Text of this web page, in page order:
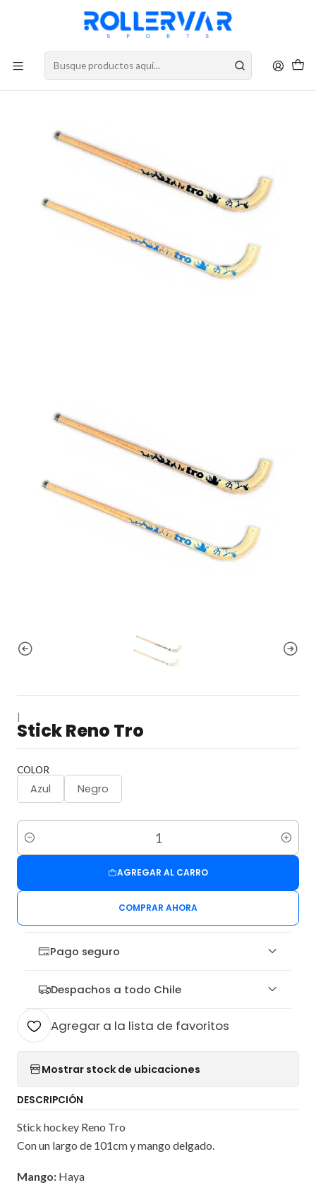
DESPACHOS A TODO CHILE
Stick Reno Tro
COLOR
Azul Negro
Cantidad
AGREGAR AL CARRO
COMPRAR AHORA
Pago seguro
Despachos a todo Chile
Agregar a la lista de favoritos
Mostrar stock de ubicaciones
DESCRIPCIÓN
Stick hockey Reno Tro
Con un largo de 101cm y mango delgado.
Mango: Haya